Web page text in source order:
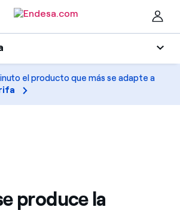
que más te conviene
el producto que más se adapte a
produce la